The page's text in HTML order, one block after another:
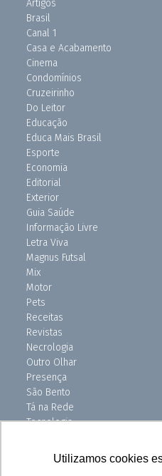
Utilizamos cookies
Artigos
Brasil
Canal 1
Casa e Acabamento
Cinema
Condomínios
Cruzeirinho
Do Leitor
Educação
Educa Mais Brasil
Esporte
Economia
Editorial
Exterior
Guia Saúde
Informação Livre
Letra Viva
Magnus Futsal
Mix
Motor
Pets
Receitas
Revistas
Necrologia
Outro Olhar
Presença
São Bento
Tá na Rede
Tecnologia
Uniso Ciência